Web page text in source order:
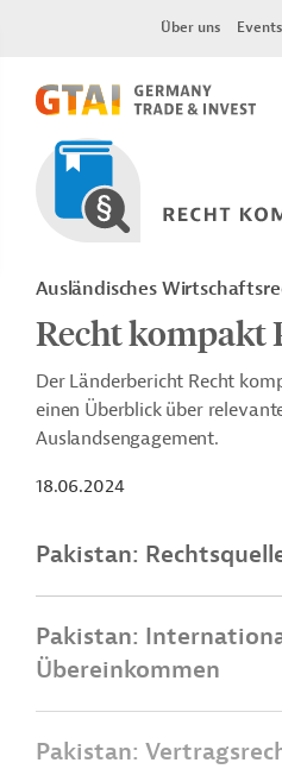
Über uns Events
Ausländisches
Recht kompakt
Der Länderbericht Recht
einen Überblick über
Auslandsengagement.
18.06.2024
Pakistan:
Pakistan:
Übereinkommen
Pakistan: